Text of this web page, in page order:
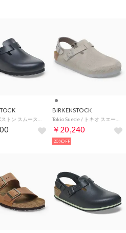
BIRKENSTOCK
￥20,240
20%OFF